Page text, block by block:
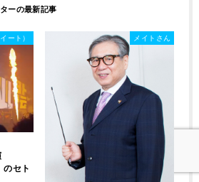
ート）
のセト
メイトさん